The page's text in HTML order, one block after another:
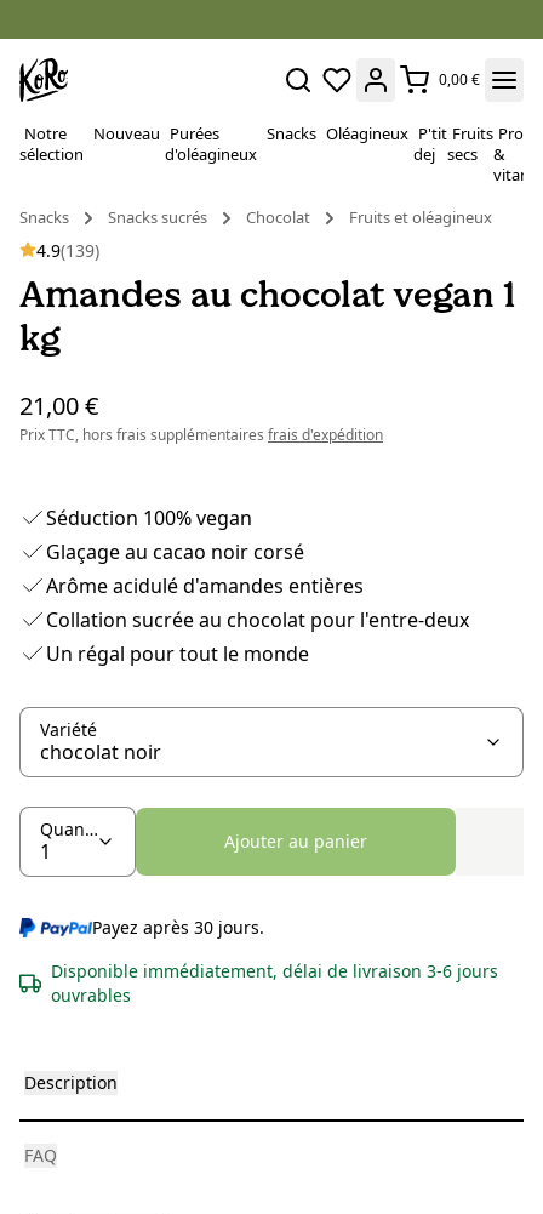
0,00 €
Notre
sélection
Nouveau Purées
d'oléagineux
Snacks Oléagineux P'tit
dej
Fruits
secs
&
Snacks
Snacks sucrés Chocolat Fruits et oléagineux
4.9(139)
Amandes au chocolat vegan 1
kg
21,00 €
Prix TTC, hors frais supplémentaires frais d'expédition
Séduction 100% vegan
Glaçage au cacao noir corsé
Arôme acidulé d'amandes entières
Collation sucrée au chocolat pour l'entre-deux
Un régal pour tout le monde
Variété
Quantité
Ajouter au panier
Payez après 30 jours.
Disponible immédiatement, délai de livraison 3-6 jours
ouvrables
Description
FAQ